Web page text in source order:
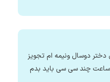
دختر دوسال ونیمه ام تجویز